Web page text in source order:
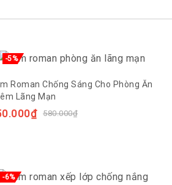
-5%
Roman Chống Sáng Cho Phòng Ăn
Lãng Mạn
580.000₫
₫
-6%